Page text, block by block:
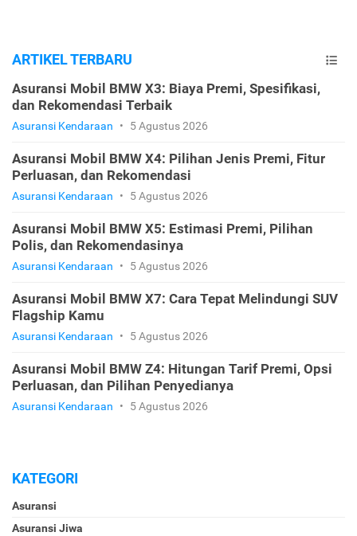
ARTIKEL TERBARU
Asuransi Mobil BMW X3: Biaya Premi, Spesifikasi,
dan Rekomendasi Terbaik
Asuransi Kendaraan • 5 Agustus 2026
Asuransi Mobil BMW X4: Pilihan Jenis Premi, Fitur
Perluasan, dan Rekomendasi
Asuransi Kendaraan • 5 Agustus 2026
Asuransi Mobil BMW X5: Estimasi Premi, Pilihan
Polis, dan Rekomendasinya
Asuransi Kendaraan • 5 Agustus 2026
Asuransi Mobil BMW X7: Cara Tepat Melindungi SUV
Flagship Kamu
Asuransi Kendaraan • 5 Agustus 2026
Asuransi Mobil BMW Z4: Hitungan Tarif Premi, Opsi
Perluasan, dan Pilihan Penyedianya
Asuransi Kendaraan • 5 Agustus 2026
KATEGORI
Asuransi
Asuransi Jiwa